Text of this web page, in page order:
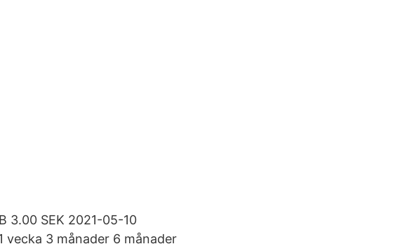
3.00 SEK 2021-05-10
vecka 3 månader 6 månader